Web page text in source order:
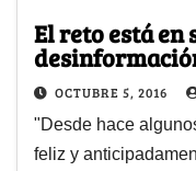
El reto está en
OCTUBRE 5, 2016
"Desde hace
feliz y